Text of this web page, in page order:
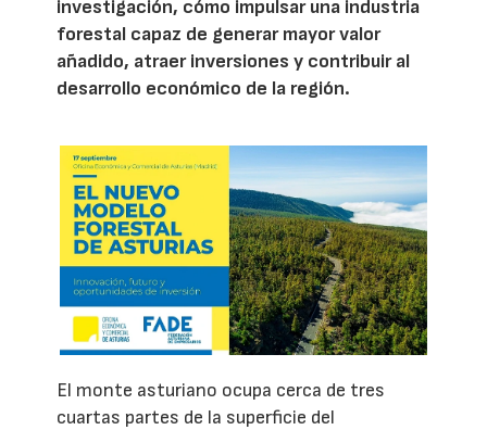
investigación, cómo impulsar una industria
forestal capaz de generar mayor valor
añadido, atraer inversiones y contribuir al
desarrollo económico de la región.
El monte asturiano ocupa cerca de tres
cuartas partes de la superficie del